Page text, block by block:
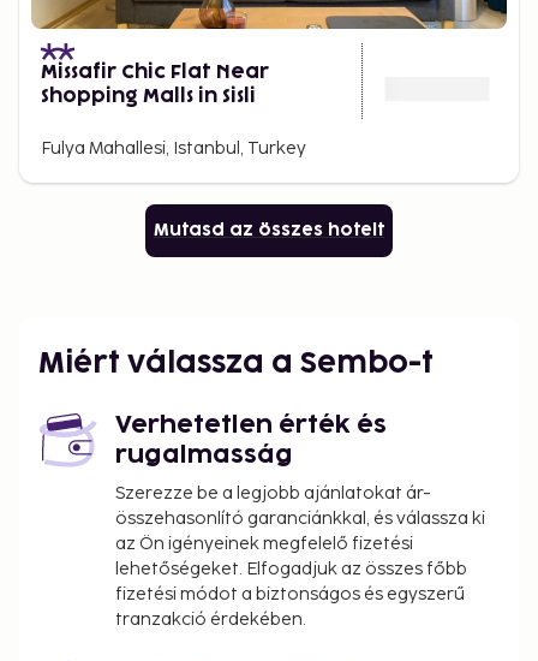
Missafir Chic Flat Near
Shopping Malls in Sisli
Fulya Mahallesi, Istanbul, Turkey
Mutasd az összes hotelt
Miért válassza a Sembo-t
Verhetetlen érték és
rugalmasság
Szerezze be a legjobb ajánlatokat ár-
összehasonlító garanciánkkal, és válassza ki
az Ön igényeinek megfelelő fizetési
lehetőségeket. Elfogadjuk az összes főbb
fizetési módot a biztonságos és egyszerű
tranzakció érdekében.